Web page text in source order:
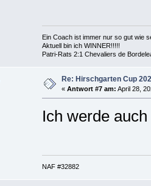
Ein Coach ist immer nur so gut wie
Aktuell bin ich WINNER!!!!!
Patri-Rats 2:1 Chevaliers de
Re: Hirschgarten Cup
« Antwort #7 am: April 28,
Ich werde
NAF #32882